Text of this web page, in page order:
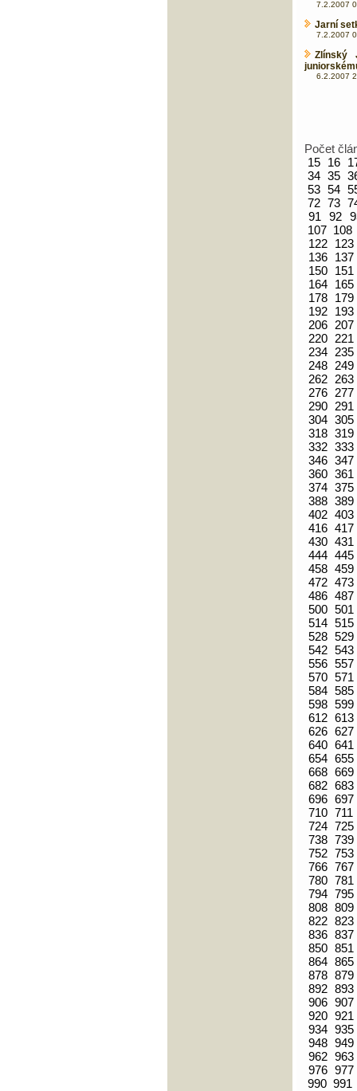
7.2.2007
Jarní
7.2.2007
Zlínský
6.2.2007
Počet
15 16
34 35
53 54
72 73
91
92
107 108
122
123
136
137
150
151
164
165
178
179
192
193
206 207
220
221
234
235
248
249
262
263
276
277
290
291
304 305
318 319
332 333
346 347
360 361
374 375
388 389
402 403
416 417
430 431
444 445
458 459
472 473
486 487
500 501
514 515
528 529
542 543
556 557
570 571
584 585
598 599
612 613
626 627
640 641
654 655
668 669
682 683
696 697
710 711
724 725
738 739
752 753
766 767
780 781
794 795
808 809
822 823
836 837
850 851
864 865
878 879
892 893
906 907
920 921
934 935
948 949
962 963
976 977
990 991